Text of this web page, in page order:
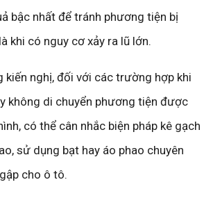
bậc nhất để tránh phương tiện bị
khi có nguy cơ xảy ra lũ lớn.
kiến nghị, đối với các trường hợp khi
không di chuyển phương tiện được
có thể cân nhắc biện pháp kê gạch
sử dụng bạt hay áo phao chuyên
cho ô tô.